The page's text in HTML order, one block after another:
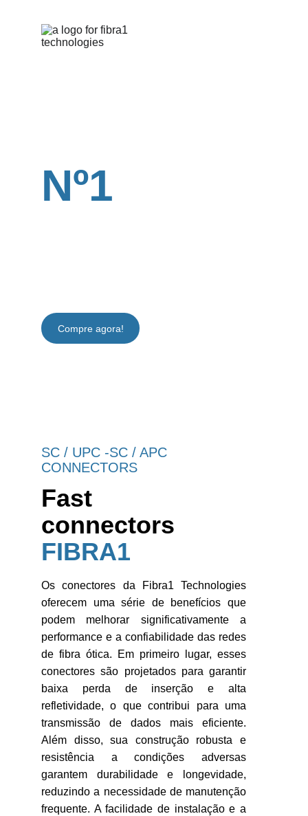
Compre agora!
Nº1
Fast
connectors
FIBRA1
Os conectores da Fibra1 Technologies
oferecem uma série de benefícios que
podem melhorar significativamente a
performance e a confiabilidade das redes
de fibra ótica. Em primeiro lugar, esses
conectores são projetados para garantir
baixa perda de inserção e alta
refletividade, o que contribui para uma
transmissão de dados mais eficiente.
Além disso, sua construção robusta e
resistência a condições adversas
garantem durabilidade e longevidade,
reduzindo a necessidade de manutenção
frequente. A facilidade de instalação e a
SC / UPC -SC / APC
CONNECTORS